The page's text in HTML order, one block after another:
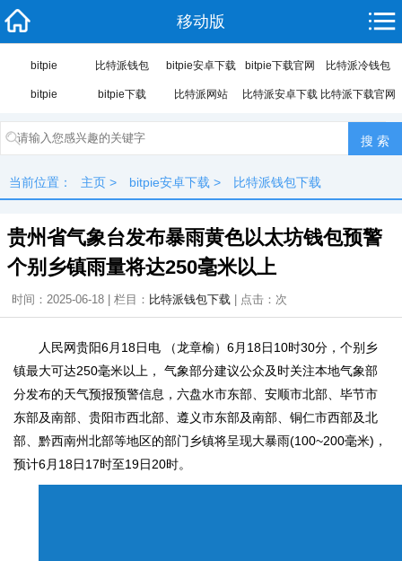
移动版
bitpie 比特派钱包 bitpie安卓下载 bitpie下载官网 比特派冷钱包
bitpie bitpie下载 比特派网站 比特派安卓下载 比特派下载官网
当前位置： 主页 > bitpie安卓下载 > 比特派钱包下载
贵州省气象台发布暴雨黄色以太坊钱包预警
个别乡镇雨量将达250毫米以上
时间：2025-06-18 | 栏目： 比特派钱包下载 | 点击： 次
人民网贵阳6月18日电 （龙章榆）6月18日10时30分，个别乡
镇最大可达250毫米以上， 气象部分建议公众及时关注本地气象部
分发布的天气预报预警信息，六盘水市东部、安顺市北部、毕节市
东部及南部、贵阳市西北部、遵义市东部及南部、铜仁市西部及北
部、黔西南州北部等地区的部门乡镇将呈现大暴雨(100~200毫米)，
预计6月18日17时至19日20时。